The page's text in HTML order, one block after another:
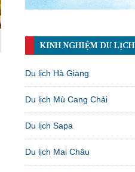
KINH NGHIỆM DU LỊCH
Du lịch Hà Giang
Du lịch Mù Cang Chải
Du lịch Sapa
Du lịch Mai Châu